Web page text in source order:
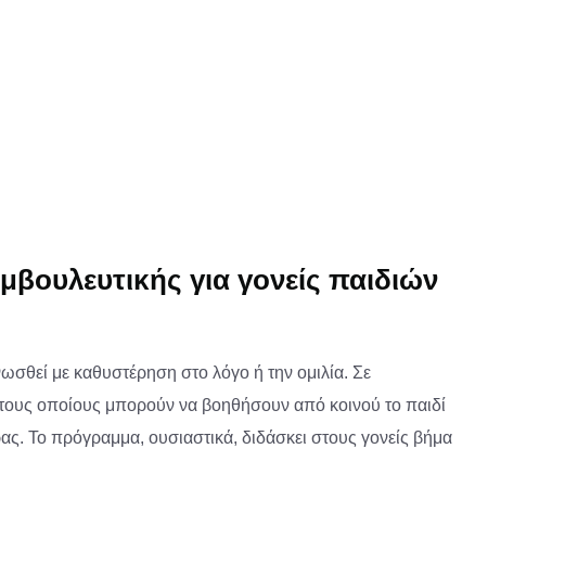
για γονείς παιδιών
με καθυστέρηση στο λόγο ή την ομιλία. Σε
οποίους μπορούν να βοηθήσουν από κοινού το παιδί
Το πρόγραμμα, ουσιαστικά, διδάσκει στους γονείς βήμα